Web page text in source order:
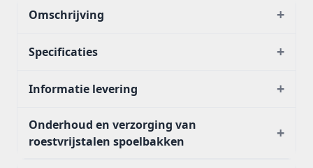
Omschrijving +
Specificaties +
Informatie levering +
Onderhoud en verzorging van
roestvrijstalen spoelbakken
+